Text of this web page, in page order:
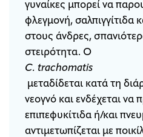
γυναίκες μπορεί να
φλεγμονή, σαλπιγγίτιδα
στους άνδρες,
στειρότητα. O
C. trachomatis
μεταδίδεται κατά τη
νεογνό και ενδέχεται να
επιπεφυκίτιδα ή/και
αντιμετωπίζεται με